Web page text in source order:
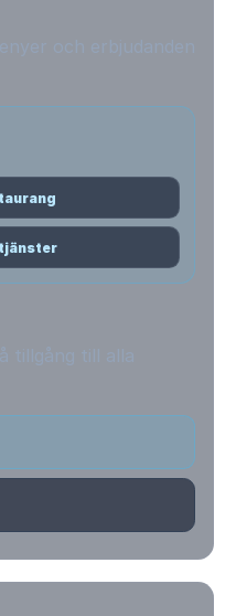
tjänster